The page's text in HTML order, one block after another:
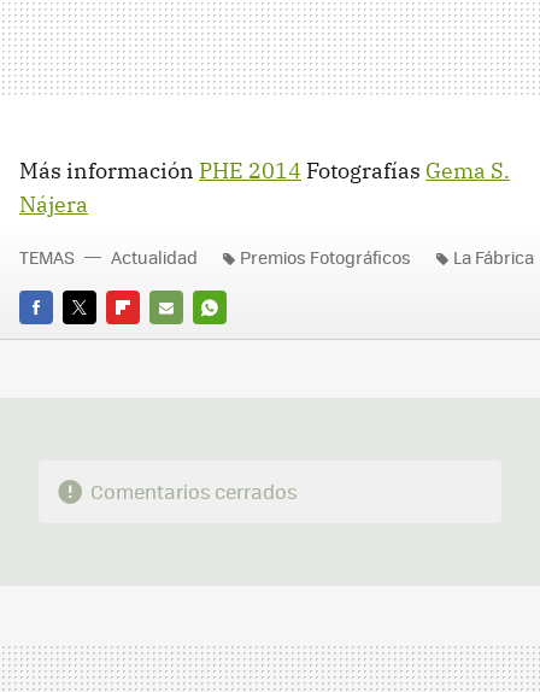
Más información PHE 2014 Fotografías Gema S.
Nájera
FACEBOOK
TWITTERFLIPBOARD
E-
WHATSAPP
TEMAS Actualidad Premios Fotográficos La Fábrica
Comentarios cerrados